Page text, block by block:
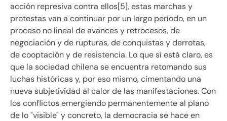
acción represiva contra ellos[5], estas marchas y
protestas van a continuar por un largo período, en un
proceso no lineal de avances y retrocesos, de
negociación y de rupturas, de conquistas y derrotas,
de cooptación y de resistencia. Lo que sí está claro, es
que la sociedad chilena se encuentra retomando sus
luchas históricas y, por eso mismo, cimentando una
nueva subjetividad al calor de las manifestaciones. Con
los conflictos emergiendo permanentemente al plano
de lo "visible" y concreto, la democracia se hace en